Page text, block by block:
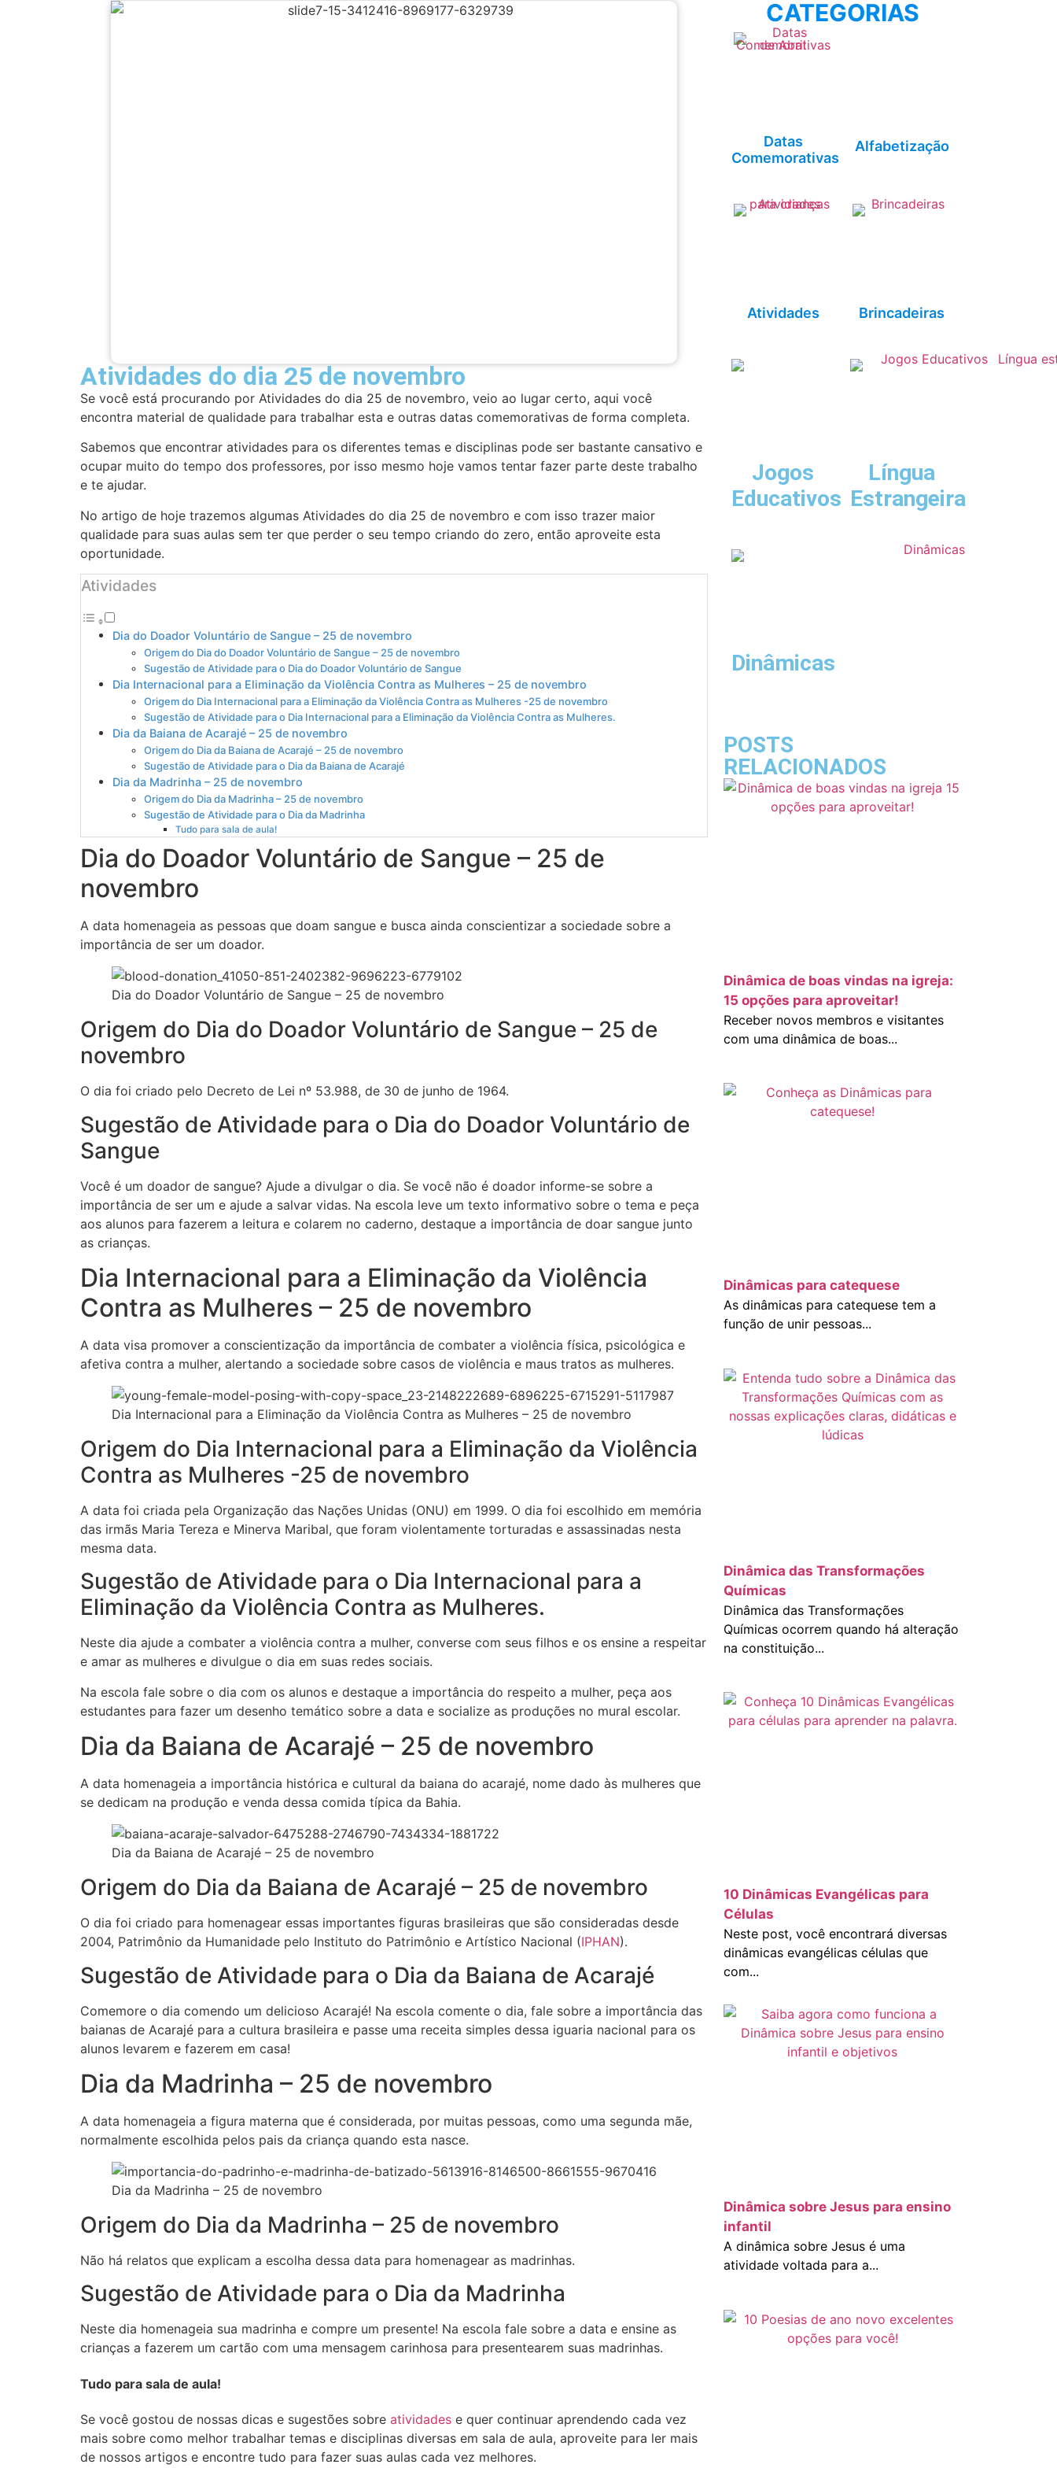
Atividades do dia 25 de novembro
Se você está procurando por Atividades do dia 25 de novembro, veio ao lugar certo, aqui você
encontra material de qualidade para trabalhar esta e outras datas comemorativas de forma completa.
Sabemos que encontrar atividades para os diferentes temas e disciplinas pode ser bastante cansativo e
ocupar muito do tempo dos professores, por isso mesmo hoje vamos tentar fazer parte deste trabalho
e te ajudar.
No artigo de hoje trazemos algumas Atividades do dia 25 de novembro e com isso trazer maior
qualidade para suas aulas sem ter que perder o seu tempo criando do zero, então aproveite esta
oportunidade.
Atividades
Dia do Doador Voluntário de Sangue – 25 de novembro
Origem do Dia do Doador Voluntário de Sangue – 25 de novembro
Sugestão de Atividade para o Dia do Doador Voluntário de Sangue
Dia Internacional para a Eliminação da Violência Contra as Mulheres – 25 de novembro
Origem do Dia Internacional para a Eliminação da Violência Contra as Mulheres -25 de novembro
Sugestão de Atividade para o Dia Internacional para a Eliminação da Violência Contra as Mulheres.
Dia da Baiana de Acarajé – 25 de novembro
Origem do Dia da Baiana de Acarajé – 25 de novembro
Sugestão de Atividade para o Dia da Baiana de Acarajé
Dia da Madrinha – 25 de novembro
Origem do Dia da Madrinha – 25 de novembro
Sugestão de Atividade para o Dia da Madrinha
Tudo para sala de aula!
Dia do Doador Voluntário de Sangue – 25 de
novembro
A data homenageia as pessoas que doam sangue e busca ainda conscientizar a sociedade sobre a
importância de ser um doador.
Dia do Doador Voluntário de Sangue – 25 de novembro
Origem do Dia do Doador Voluntário de Sangue – 25 de
novembro
O dia foi criado pelo Decreto de Lei nº 53.988, de 30 de junho de 1964.
Sugestão de Atividade para o Dia do Doador Voluntário de
Sangue
Você é um doador de sangue? Ajude a divulgar o dia. Se você não é doador informe-se sobre a
importância de ser um e ajude a salvar vidas. Na escola leve um texto informativo sobre o tema e peça
aos alunos para fazerem a leitura e colarem no caderno, destaque a importância de doar sangue junto
as crianças.
Dia Internacional para a Eliminação da Violência
Contra as Mulheres – 25 de novembro
A data visa promover a conscientização da importância de combater a violência física, psicológica e
afetiva contra a mulher, alertando a sociedade sobre casos de violência e maus tratos as mulheres.
Dia Internacional para a Eliminação da Violência Contra as Mulheres – 25 de novembro
Origem do Dia Internacional para a Eliminação da Violência
Contra as Mulheres -25 de novembro
A data foi criada pela Organização das Nações Unidas (ONU) em 1999. O dia foi escolhido em memória
das irmãs Maria Tereza e Minerva Maribal, que foram violentamente torturadas e assassinadas nesta
mesma data.
Sugestão de Atividade para o Dia Internacional para a
Eliminação da Violência Contra as Mulheres.
Neste dia ajude a combater a violência contra a mulher, converse com seus filhos e os ensine a respeitar
e amar as mulheres e divulgue o dia em suas redes sociais.
Na escola fale sobre o dia com os alunos e destaque a importância do respeito a mulher, peça aos
estudantes para fazer um desenho temático sobre a data e socialize as produções no mural escolar.
Dia da Baiana de Acarajé – 25 de novembro
A data homenageia a importância histórica e cultural da baiana do acarajé, nome dado às mulheres que
se dedicam na produção e venda dessa comida típica da Bahia.
Dia da Baiana de Acarajé – 25 de novembro
Origem do Dia da Baiana de Acarajé – 25 de novembro
O dia foi criado para homenagear essas importantes figuras brasileiras que são consideradas desde
2004, Patrimônio da Humanidade pelo Instituto do Patrimônio e Artístico Nacional (IPHAN).
Sugestão de Atividade para o Dia da Baiana de Acarajé
Comemore o dia comendo um delicioso Acarajé! Na escola comente o dia, fale sobre a importância das
baianas de Acarajé para a cultura brasileira e passe uma receita simples dessa iguaria nacional para os
alunos levarem e fazerem em casa!
Dia da Madrinha – 25 de novembro
A data homenageia a figura materna que é considerada, por muitas pessoas, como uma segunda mãe,
normalmente escolhida pelos pais da criança quando esta nasce.
Dia da Madrinha – 25 de novembro
Origem do Dia da Madrinha – 25 de novembro
Não há relatos que explicam a escolha dessa data para homenagear as madrinhas.
Sugestão de Atividade para o Dia da Madrinha
Neste dia homenageia sua madrinha e compre um presente! Na escola fale sobre a data e ensine as
crianças a fazerem um cartão com uma mensagem carinhosa para presentearem suas madrinhas.
Tudo para sala de aula!
Se você gostou de nossas dicas e sugestões sobre atividades e quer continuar aprendendo cada vez
mais sobre como melhor trabalhar temas e disciplinas diversas em sala de aula, aproveite para ler mais
de nossos artigos e encontre tudo para fazer suas aulas cada vez melhores.
CATEGORIAS
Datas
Comemorativas
Alfabetização
Atividades Brincadeiras
Jogos
Educativos
Língua
Estrangeira
Dinâmicas
POSTS
RELACIONADOS
Dinâmica de boas vindas na igreja:
15 opções para aproveitar!
Receber novos membros e visitantes
com uma dinâmica de boas...
Dinâmicas para catequese
As dinâmicas para catequese tem a
função de unir pessoas...
Dinâmica das Transformações
Químicas
Dinâmica das Transformações
Químicas ocorrem quando há alteração
na constituição...
10 Dinâmicas Evangélicas para
Células
Neste post, você encontrará diversas
dinâmicas evangélicas células que
com...
Dinâmica sobre Jesus para ensino
infantil
A dinâmica sobre Jesus é uma
atividade voltada para a...